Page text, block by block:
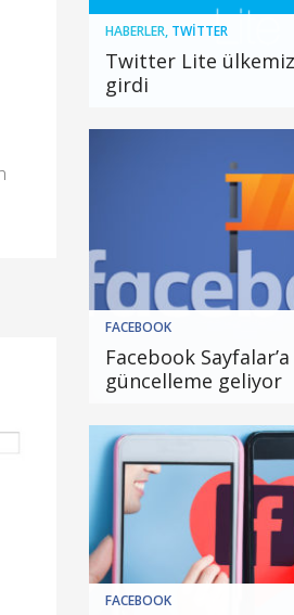
HABERLER, TWITTER
Twitter Lite
girdi
FACEBOOK
Facebook
güncelleme geliyor
FACEBOOK